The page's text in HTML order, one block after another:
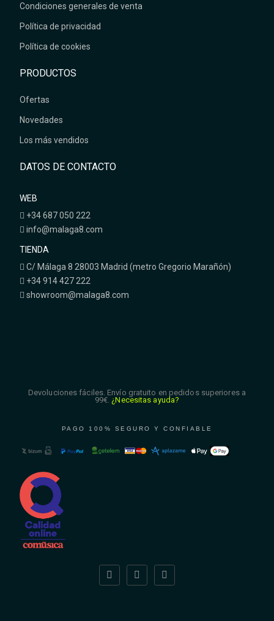
Condiciones generales de venta
Política de privacidad
Política de cookies
PRODUCTOS
Ofertas
Novedades
Los más vendidos
DATOS DE CONTACTO
WEB
+34 687 050 222
info@malaga8.com
TIENDA
C/ Málaga 8 28003 Madrid (metro Gregorio Marañón)
+34 914 427 222
showroom@malaga8.com
Devoluciones fáciles. Envío gratuito en pedidos superiores a
99€. ¿Necesitas ayuda?
PAGO 100% SEGURO Y CONFIABLE